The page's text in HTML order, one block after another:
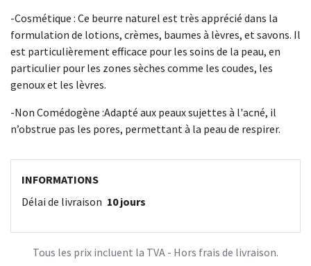
-Cosmétique : Ce beurre naturel est très apprécié dans la
formulation de lotions, crèmes, baumes à lèvres, et savons. Il
est particulièrement efficace pour les soins de la peau, en
particulier pour les zones sèches comme les coudes, les
genoux et les lèvres.
-Non Comédogène :Adapté aux peaux sujettes à l'acné, il
n’obstrue pas les pores, permettant à la peau de respirer.
INFORMATIONS
Délai de livraison 10 jours
Tous les prix incluent la TVA - Hors frais de livraison.